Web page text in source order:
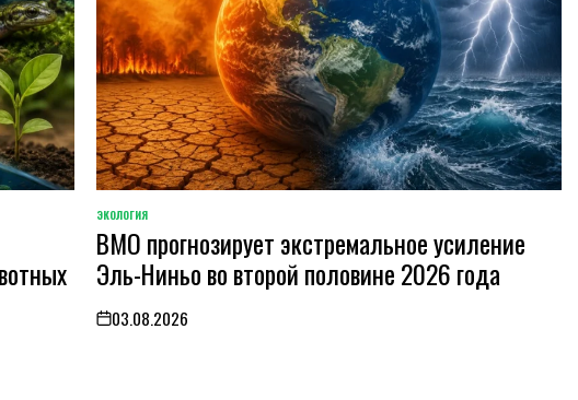
POSTED
IN
ЭКОЛОГИЯ
ВМО прогнозирует экстремальное усиление
Эль-Ниньо во второй половине 2026 года
on03.08.2026